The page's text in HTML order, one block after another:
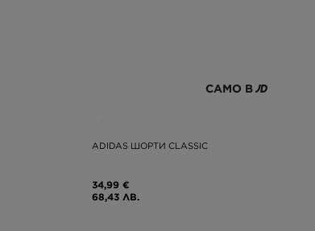
САМО В
ADIDAS ШОРТИ CLASSIC
34,99 €
68,43 ЛВ.